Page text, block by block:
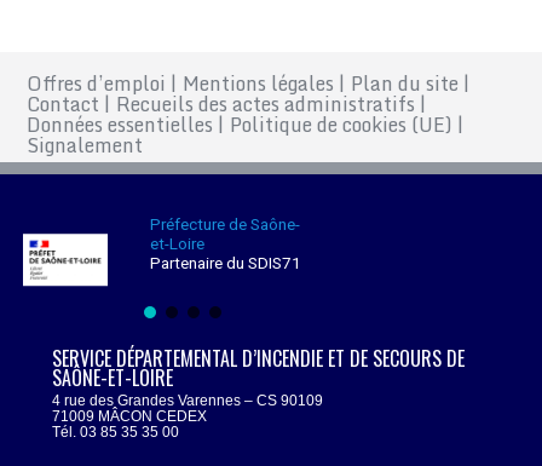
Offres d’emploi | Mentions légales | Plan du site |
Contact | Recueils des actes administratifs |
Données essentielles | Politique de cookies (UE) |
Signalement
Préfecture de Saône-
et-Loire
Partenaire du SDIS71
SERVICE DÉPARTEMENTAL D’INCENDIE ET DE SECOURS DE
SAÔNE-ET-LOIRE
4 rue des Grandes Varennes – CS 90109
71009 MÂCON CEDEX
Tél. 03 85 35 35 00